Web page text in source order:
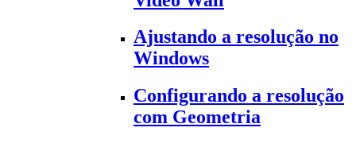
Ajustando a resolução no
Windows
Configurando a resolução
com Geometria